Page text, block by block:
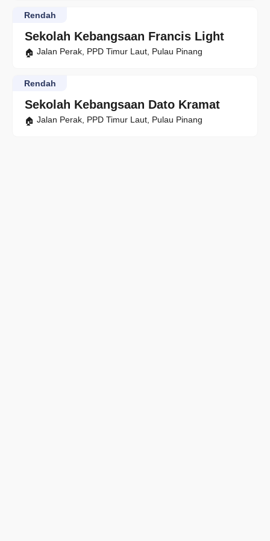
Sekolah Kebangsaan Francis Light
Rendah
Jalan Perak, PPD Timur Laut, Pulau Pinang
Sekolah Kebangsaan Dato Kramat
Rendah
Jalan Perak, PPD Timur Laut, Pulau Pinang